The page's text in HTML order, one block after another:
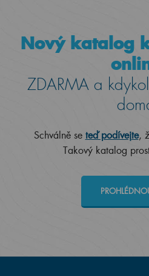
Nový katalog
ZDARMA a
Schválně se teď podívejte,
Takový katalog